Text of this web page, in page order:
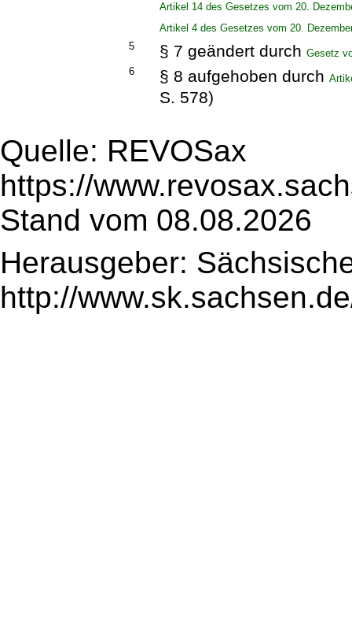
Artikel 14 des Gesetzes vom 20.
Artikel 4 des Gesetzes vom 20.
5
§ 7 geändert durchGesetz
6
§ 8 aufgehoben durch
S. 578)
Quelle: REVOSax
https://
Stand vom 08.08.2026
Herausgeber:
http://